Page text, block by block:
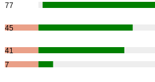
77
45
41
7